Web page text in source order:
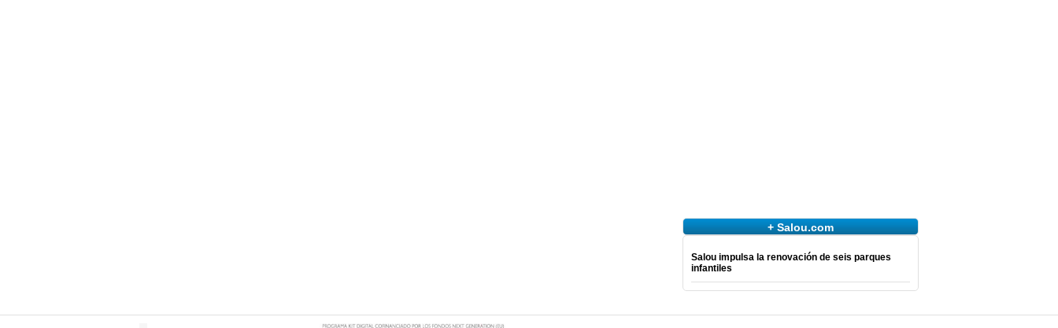
+ Salou.com
Salou impulsa la renovación de seis parques
infantiles